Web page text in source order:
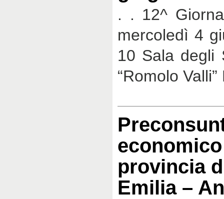
. . 12^
mercoledì 4
10 Sala degli
“Romolo
provincia
Emilia –